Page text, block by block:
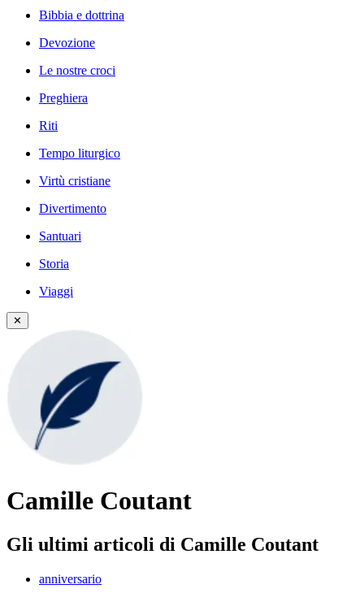
Bibbia e dottrina
Devozione
Le nostre croci
Preghiera
Riti
Tempo liturgico
Virtù cristiane
Divertimento
Santuari
Storia
Viaggi
✕
Camille Coutant
Gli ultimi articoli di Camille Coutant
anniversario